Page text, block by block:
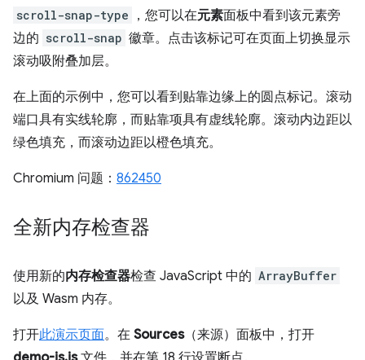
scroll-snap-type ，您可以在元素面板中看到该元素旁
边的 scroll-snap 徽章。点击该标记可在页面上切换显示
滚动吸附叠加层。
在上面的示例中，您可以看到贴靠边缘上的圆点标记。滚动
端口具有实线轮廓，而贴靠项具有虚线轮廓。滚动内边距以
绿色填充，而滚动边距以橙色填充。
Chromium 问题： 862450
全新内存检查器
使用新的内存检查器检查 JavaScript 中的 ArrayBuffer
以及 Wasm 内存。
打开此演示页面。在 Sources（来源）面板中，打开